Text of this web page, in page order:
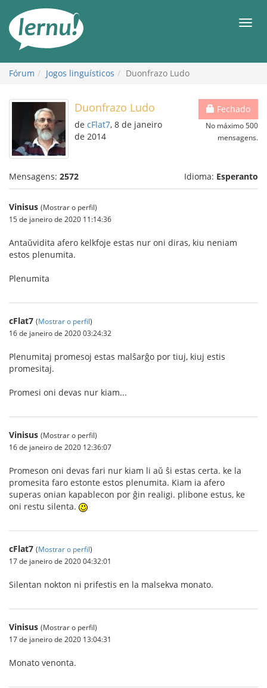
conteúdo
Fórum Jogos linguísticos Duonfrazo Ludo
Fechado
No máximo 500
mensagens.
Duonfrazo Ludo
de cFlat7, 8 de janeiro
de 2014
Mensagens: 2572 Idioma: Esperanto
Vinisus (Mostrar o perfil)
15 de janeiro de 2020 11:14:36
Antaŭvidita afero kelkfoje estas nur oni diras, kiu neniam
estos plenumita.
Plenumita
cFlat7 (Mostrar o perfil)
16 de janeiro de 2020 03:24:32
Plenumitaj promesoj estas malŝarĝo por tiuj, kiuj estis
promesitaj.
Promesi oni devas nur kiam...
Vinisus (Mostrar o perfil)
16 de janeiro de 2020 12:36:07
Promeson oni devas fari nur kiam li aŭ ŝi estas certa. ke la
promesita faro estonte estos plenumita. Kiam ia afero
superas onian kapablecon por ĝin realigi. plibone estus, ke
oni restu silenta.
cFlat7 (Mostrar o perfil)
17 de janeiro de 2020 04:32:01
Silentan nokton ni prifestis en la malsekva monato.
Vinisus (Mostrar o perfil)
17 de janeiro de 2020 13:04:31
Monato venonta.